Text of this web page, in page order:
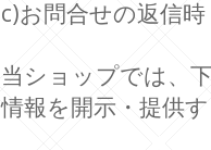
c)お問合せの返信時
当ショップでは、
情報を開示・提供